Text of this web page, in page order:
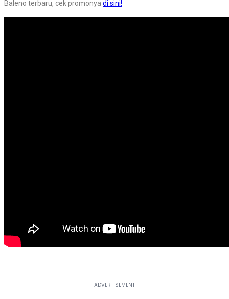
Baleno terbaru, cek promonya di sini!